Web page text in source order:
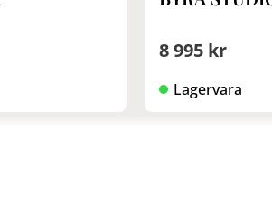
8 995 kr
Lagervara